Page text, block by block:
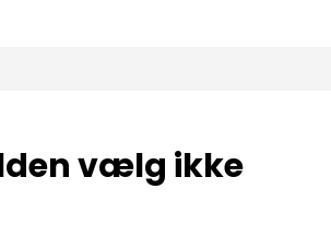
vælg ikke